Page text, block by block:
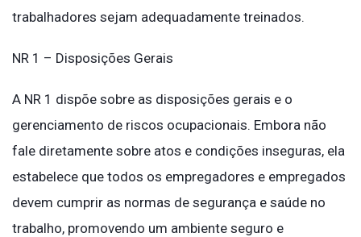
trabalhadores sejam adequadamente treinados.
NR 1 – Disposições Gerais
A NR 1 dispõe sobre as disposições gerais e o
gerenciamento de riscos ocupacionais. Embora não
fale diretamente sobre atos e condições inseguras, ela
estabelece que todos os empregadores e empregados
devem cumprir as normas de segurança e saúde no
trabalho, promovendo um ambiente seguro e